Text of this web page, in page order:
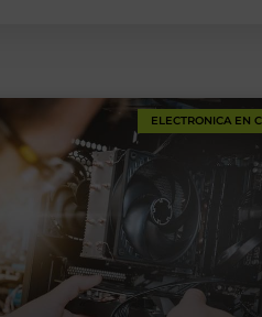
ELECTRONICA EN